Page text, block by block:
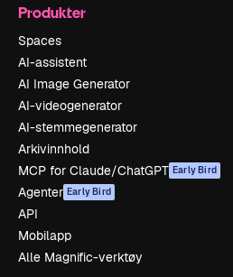
Produkter
Spaces
AI-assistent
AI Image Generator
AI-videogenerator
AI-stemmegenerator
Arkivinnhold
MCP for Claude/ChatGPT Early Bird
Agenter Early Bird
API
Mobilapp
Alle Magnific-verktøy